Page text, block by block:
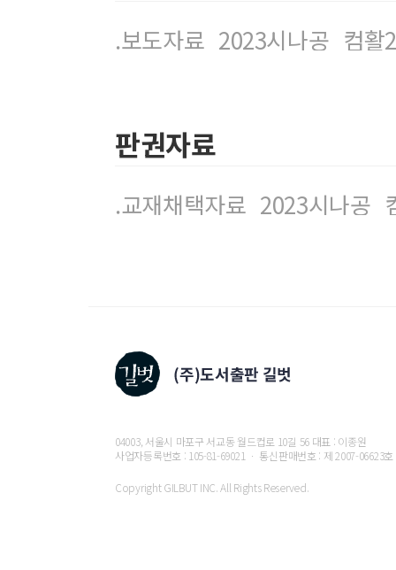
.보도자료_2023시나공_컴
판권자료
.교재채택자료_2023시나공
04003, 서울시 마포구 서교동 월드컵로 10길 56 대표 : 이종원
사업자등록번호 : 105-81-69021 ㆍ 통신판매번호 : 제 2007-06623호
Copyright GILBUT INC. All Rights Reserved.